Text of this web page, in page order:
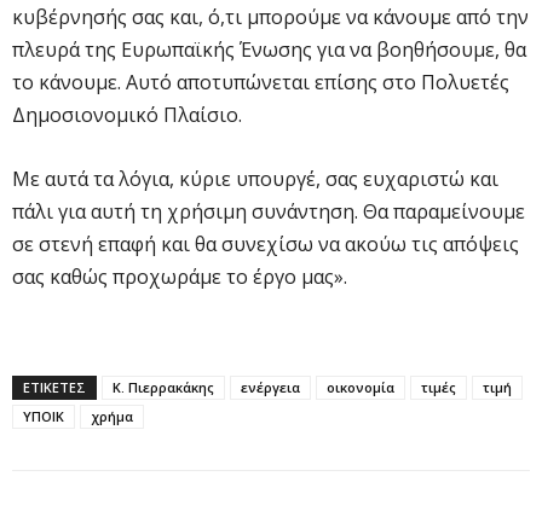
κυβέρνησής σας και, ό,τι μπορούμε να κάνουμε από την
πλευρά της Ευρωπαϊκής Ένωσης για να βοηθήσουμε, θα
το κάνουμε. Αυτό αποτυπώνεται επίσης στο Πολυετές
Δημοσιονομικό Πλαίσιο.
Με αυτά τα λόγια, κύριε υπουργέ, σας ευχαριστώ και
πάλι για αυτή τη χρήσιμη συνάντηση. Θα παραμείνουμε
σε στενή επαφή και θα συνεχίσω να ακούω τις απόψεις
σας καθώς προχωράμε το έργο μας».
ΕΤΙΚΕΤΕΣ K. Πιερρακάκης ενέργεια οικονομία τιμές
τιμή
ΥΠΟΙΚ
χρήμα